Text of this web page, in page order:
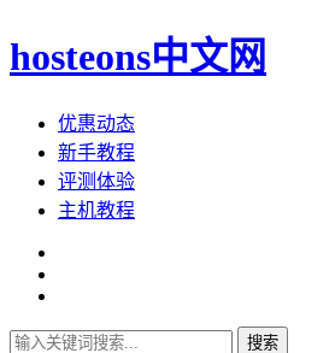
hosteons中文网
优惠动态
新手教程
评测体验
主机教程
搜索